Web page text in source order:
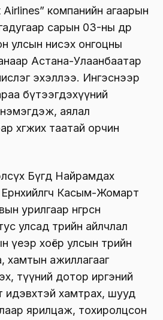
компанийн агаарын
сарын 03-ны өдөр
улсын нисэх онгоцны
Астана-Улаанбаатар
эхэллээ. Ингэснээр
бүтээгдэхүүний
аялал
хөгжих таатай орчин
Бүгд Найрамдах
Касым-Жомарт
урилгаар өнгөрсөн
улсад төрийн айлчлал
үеэр хоёр улсын төрийн
хамтын ажиллагааг
түүний дотор иргэний
идэвхтэй хамтрах, шууд
ярилцаж, тохиролцсон